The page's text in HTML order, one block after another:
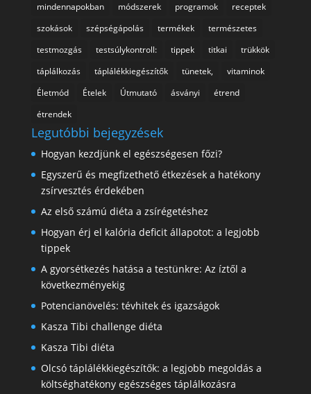
mindennapokban
módszerek programok
receptek
szokások
szépségápolás termékek
természetes
testmozgás
testsúlykontroll: tippek titkai
trükkök
táplálkozás
táplálékkiegészítők tünetek,
vitaminok
Életmód
Ételek Útmutató ásványi
étrend
étrendek
Legutóbbi bejegyzések
Hogyan kezdjünk el egészségesen főzi?
Egyszerű és megfizethető étkezések a hatékony
zsírvesztés érdekében
Az első számú diéta a zsírégetéshez
Hogyan érj el kalória deficit állapotot: a legjobb
tippek
A gyorsétkezés hatása a testünkre: Az íztől a
következményekig
Potencianövelés: tévhitek és igazságok
Kasza Tibi challenge diéta
Kasza Tibi diéta
Olcsó táplálékkiegészítők: a legjobb megoldás a
költséghatékony egészséges táplálkozásra